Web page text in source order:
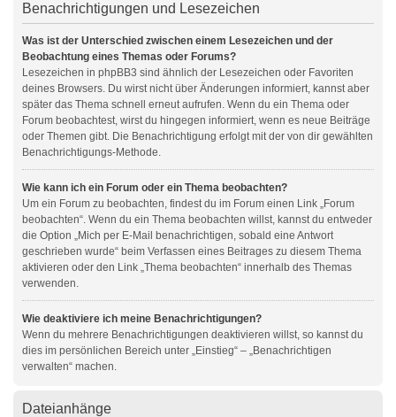
Benachrichtigungen und Lesezeichen
Was ist der Unterschied zwischen einem Lesezeichen und der
Beobachtung eines Themas oder Forums?
Lesezeichen in phpBB3 sind ähnlich der Lesezeichen oder Favoriten
deines Browsers. Du wirst nicht über Änderungen informiert, kannst aber
später das Thema schnell erneut aufrufen. Wenn du ein Thema oder
Forum beobachtest, wirst du hingegen informiert, wenn es neue Beiträge
oder Themen gibt. Die Benachrichtigung erfolgt mit der von dir gewählten
Benachrichtigungs-Methode.
Wie kann ich ein Forum oder ein Thema beobachten?
Um ein Forum zu beobachten, findest du im Forum einen Link „Forum
beobachten“. Wenn du ein Thema beobachten willst, kannst du entweder
die Option „Mich per E-Mail benachrichtigen, sobald eine Antwort
geschrieben wurde“ beim Verfassen eines Beitrages zu diesem Thema
aktivieren oder den Link „Thema beobachten“ innerhalb des Themas
verwenden.
Wie deaktiviere ich meine Benachrichtigungen?
Wenn du mehrere Benachrichtigungen deaktivieren willst, so kannst du
dies im persönlichen Bereich unter „Einstieg“ – „Benachrichtigen
verwalten“ machen.
Dateianhänge